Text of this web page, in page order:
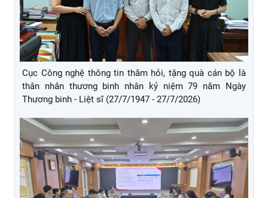
Cục Công nghệ thông tin thăm hỏi, tặng quà cán bộ là
thân nhân thương binh nhân kỷ niệm 79 năm Ngày
Thương binh - Liệt sĩ (27/7/1947 - 27/7/2026)